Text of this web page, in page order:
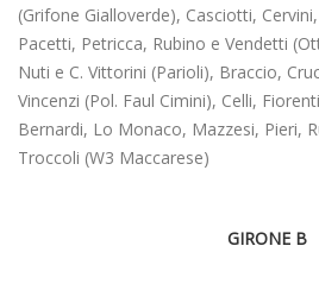
(Grifone Gialloverde), Casciotti,
Pacetti, Petricca, Rubino e Vendetti
Nuti e C. Vittorini (Parioli), Braccio,
Vincenzi (Pol. Faul Cimini), Celli,
Bernardi, Lo Monaco, Mazzesi, Pieri,
Troccoli (W3 Maccarese)
GIRONE B